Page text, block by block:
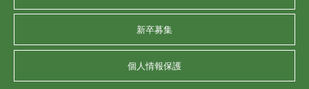
新卒募集
個人情報保護